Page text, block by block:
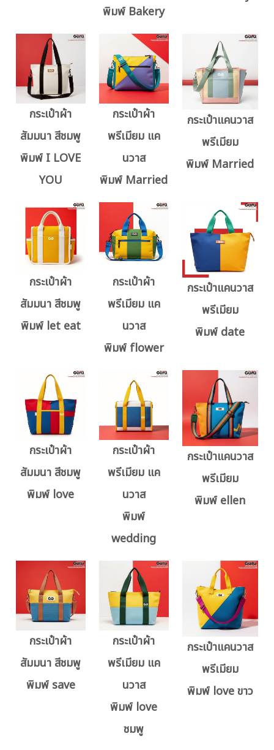
พิมพ์ Bakery
กระเป๋าผ้า
สัมมนา สีชมพู
พิมพ์ I LOVE
YOU
กระเป๋าผ้า
พรีเมียม แค
นวาส
พิมพ์ Married
กระเป๋าแคนวาส
พรีเมียม
พิมพ์ Married
กระเป๋าผ้า
สัมมนา สีชมพู
พิมพ์ let eat
กระเป๋าผ้า
พรีเมียม แค
นวาส
พิมพ์ flower
กระเป๋าแคนวาส
พรีเมียม
พิมพ์ date
กระเป๋าผ้า
สัมมนา สีชมพู
พิมพ์ love
กระเป๋าผ้า
พรีเมียม แค
นวาส
พิมพ์
wedding
กระเป๋าแคนวาส
พรีเมียม
พิมพ์ ellen
กระเป๋าผ้า
สัมมนา สีชมพู
พิมพ์ save
กระเป๋าผ้า
พรีเมียม แค
นวาส
พิมพ์ love
ชมพู
กระเป๋าแคนวาส
พรีเมียม
พิมพ์ love ขาว